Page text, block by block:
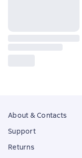
About & Contacts
Support
Returns